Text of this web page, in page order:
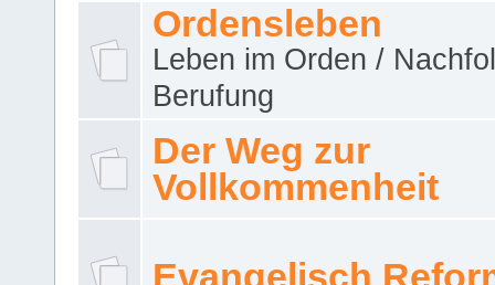
Ordensleben
Leben im Orden /
Berufung
Der Weg zur
Vollkommenheit
Evangelisch